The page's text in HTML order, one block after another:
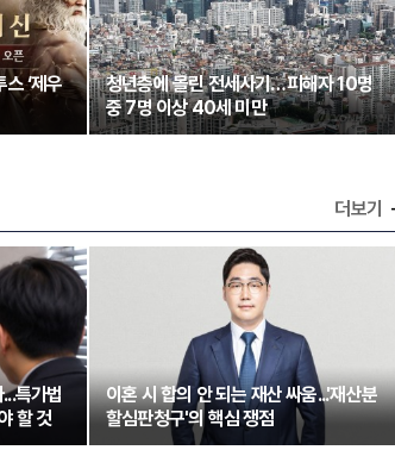
‘제우
청년층에 몰린 전세사기…피해자 10명
중 7명 이상 40세 미만
더보기
특가법
할 것
이혼 시 합의 안 되는 재산 싸움...'재산분
할심판청구'의 핵심 쟁점